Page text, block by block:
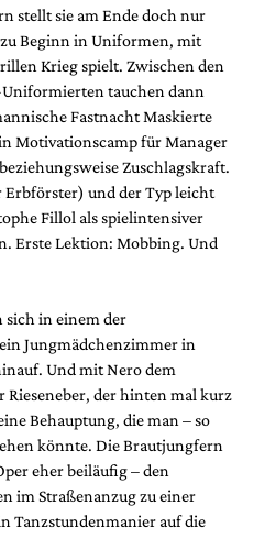
stellt sie am Ende doch nur
Beginn in Uniformen, mit
Krieg spielt. Zwischen den
tauchen dann
Fastnacht Maskierte
Motivationscamp für Manager
Zuschlagskraft.
Erbförster) und der Typ leicht
Fillol als spielintensiver
Erste Lektion: Mobbing. Und
sich in einem der
Jungmädchenzimmer in
Und mit Nero dem
Rieseneber, der hinten mal kurz
Behauptung, die man – so
könnte. Die Brautjungfern
eher beiläufig – den
im Straßenanzug zu einer
Tanzstundenmanier auf die